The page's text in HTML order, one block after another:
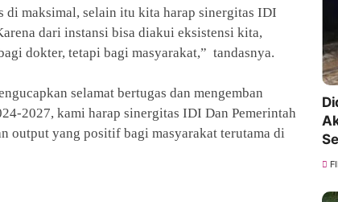
di maksimal, selain itu kita harap sinergitas IDI
dari instansi bisa diakui eksistensi kita,
dokter, tetapi bagi masyarakat,” tandasnya.
selamat bertugas dan mengemban
2027, kami harap sinergitas IDI Dan Pemerintah
output yang positif bagi masyarakat terutama di